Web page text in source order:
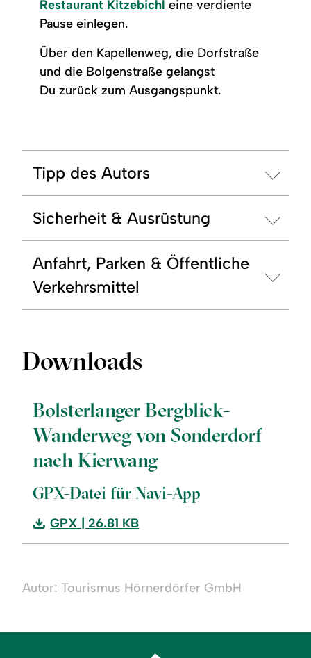
Restaurant Kitzebichl eine verdiente
Pause einlegen.
Über den Kapellenweg, die Dorfstraße
und die Bolgenstraße gelangst
Du zurück zum Ausgangspunkt.
Tipp des Autors
Sicherheit & Ausrüstung
Anfahrt, Parken & Öffentliche
Verkehrsmittel
Downloads
Bolsterlanger Bergblick-
Wanderweg von Sonderdorf
nach Kierwang
GPX-Datei für Navi-App
Download:
Bolsterlanger
Wanderweg
nach
GPX | 26.81 KB
Autor: Tourismus Hörnerdörfer GmbH